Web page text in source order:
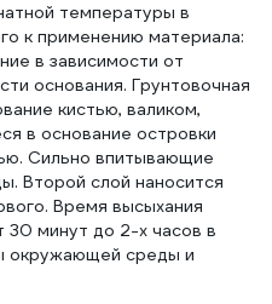
температуры в
к применению материала:
в зависимости от
основания. Грунтовочная
кистью, валиком,
в основание островки
Сильно впитывающие
Второй слой наносится
Время высыхания
30 минут до 2-х часов в
окружающей среды и